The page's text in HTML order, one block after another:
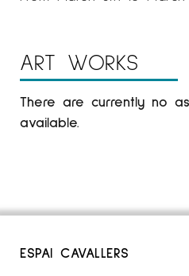
ART WORKS
There are currently no
available.
ESPAI CAVALLERS